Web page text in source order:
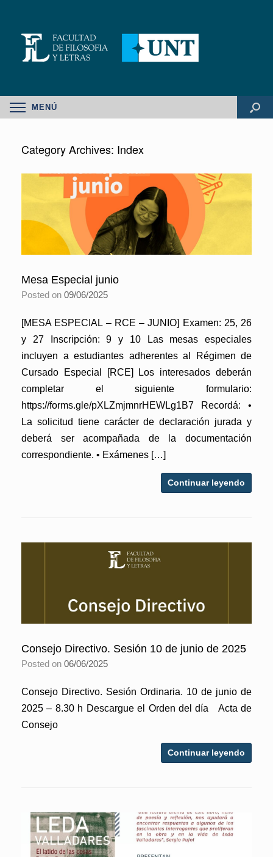
MENÚ
Category Archives: Index
Mesa Especial junio
Posted on 09/06/2025
[MESA ESPECIAL – RCE – JUNIO] Examen: 25, 26
y 27 Inscripción: 9 y 10 Las mesas especiales
incluyen a estudiantes adherentes al Régimen de
Cursado Especial [RCE] Los interesados deberán
completar el siguiente formulario:
https://forms.gle/pXLZmjmnrHEWLg1B7 Recordá: •
La solicitud tiene carácter de declaración jurada y
deberá ser acompañada de la documentación
correspondiente. • Exámenes […]
Continuar leyendo
Consejo Directivo. Sesión 10 de junio de 2025
Posted on 06/06/2025
Consejo Directivo. Sesión Ordinaria. 10 de junio de
2025 – 8.30 h Descargue el Orden del día Acta de
Consejo
Continuar leyendo